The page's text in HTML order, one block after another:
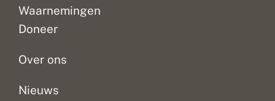
Waarnemingen
Doneer
Over ons
Nieuws